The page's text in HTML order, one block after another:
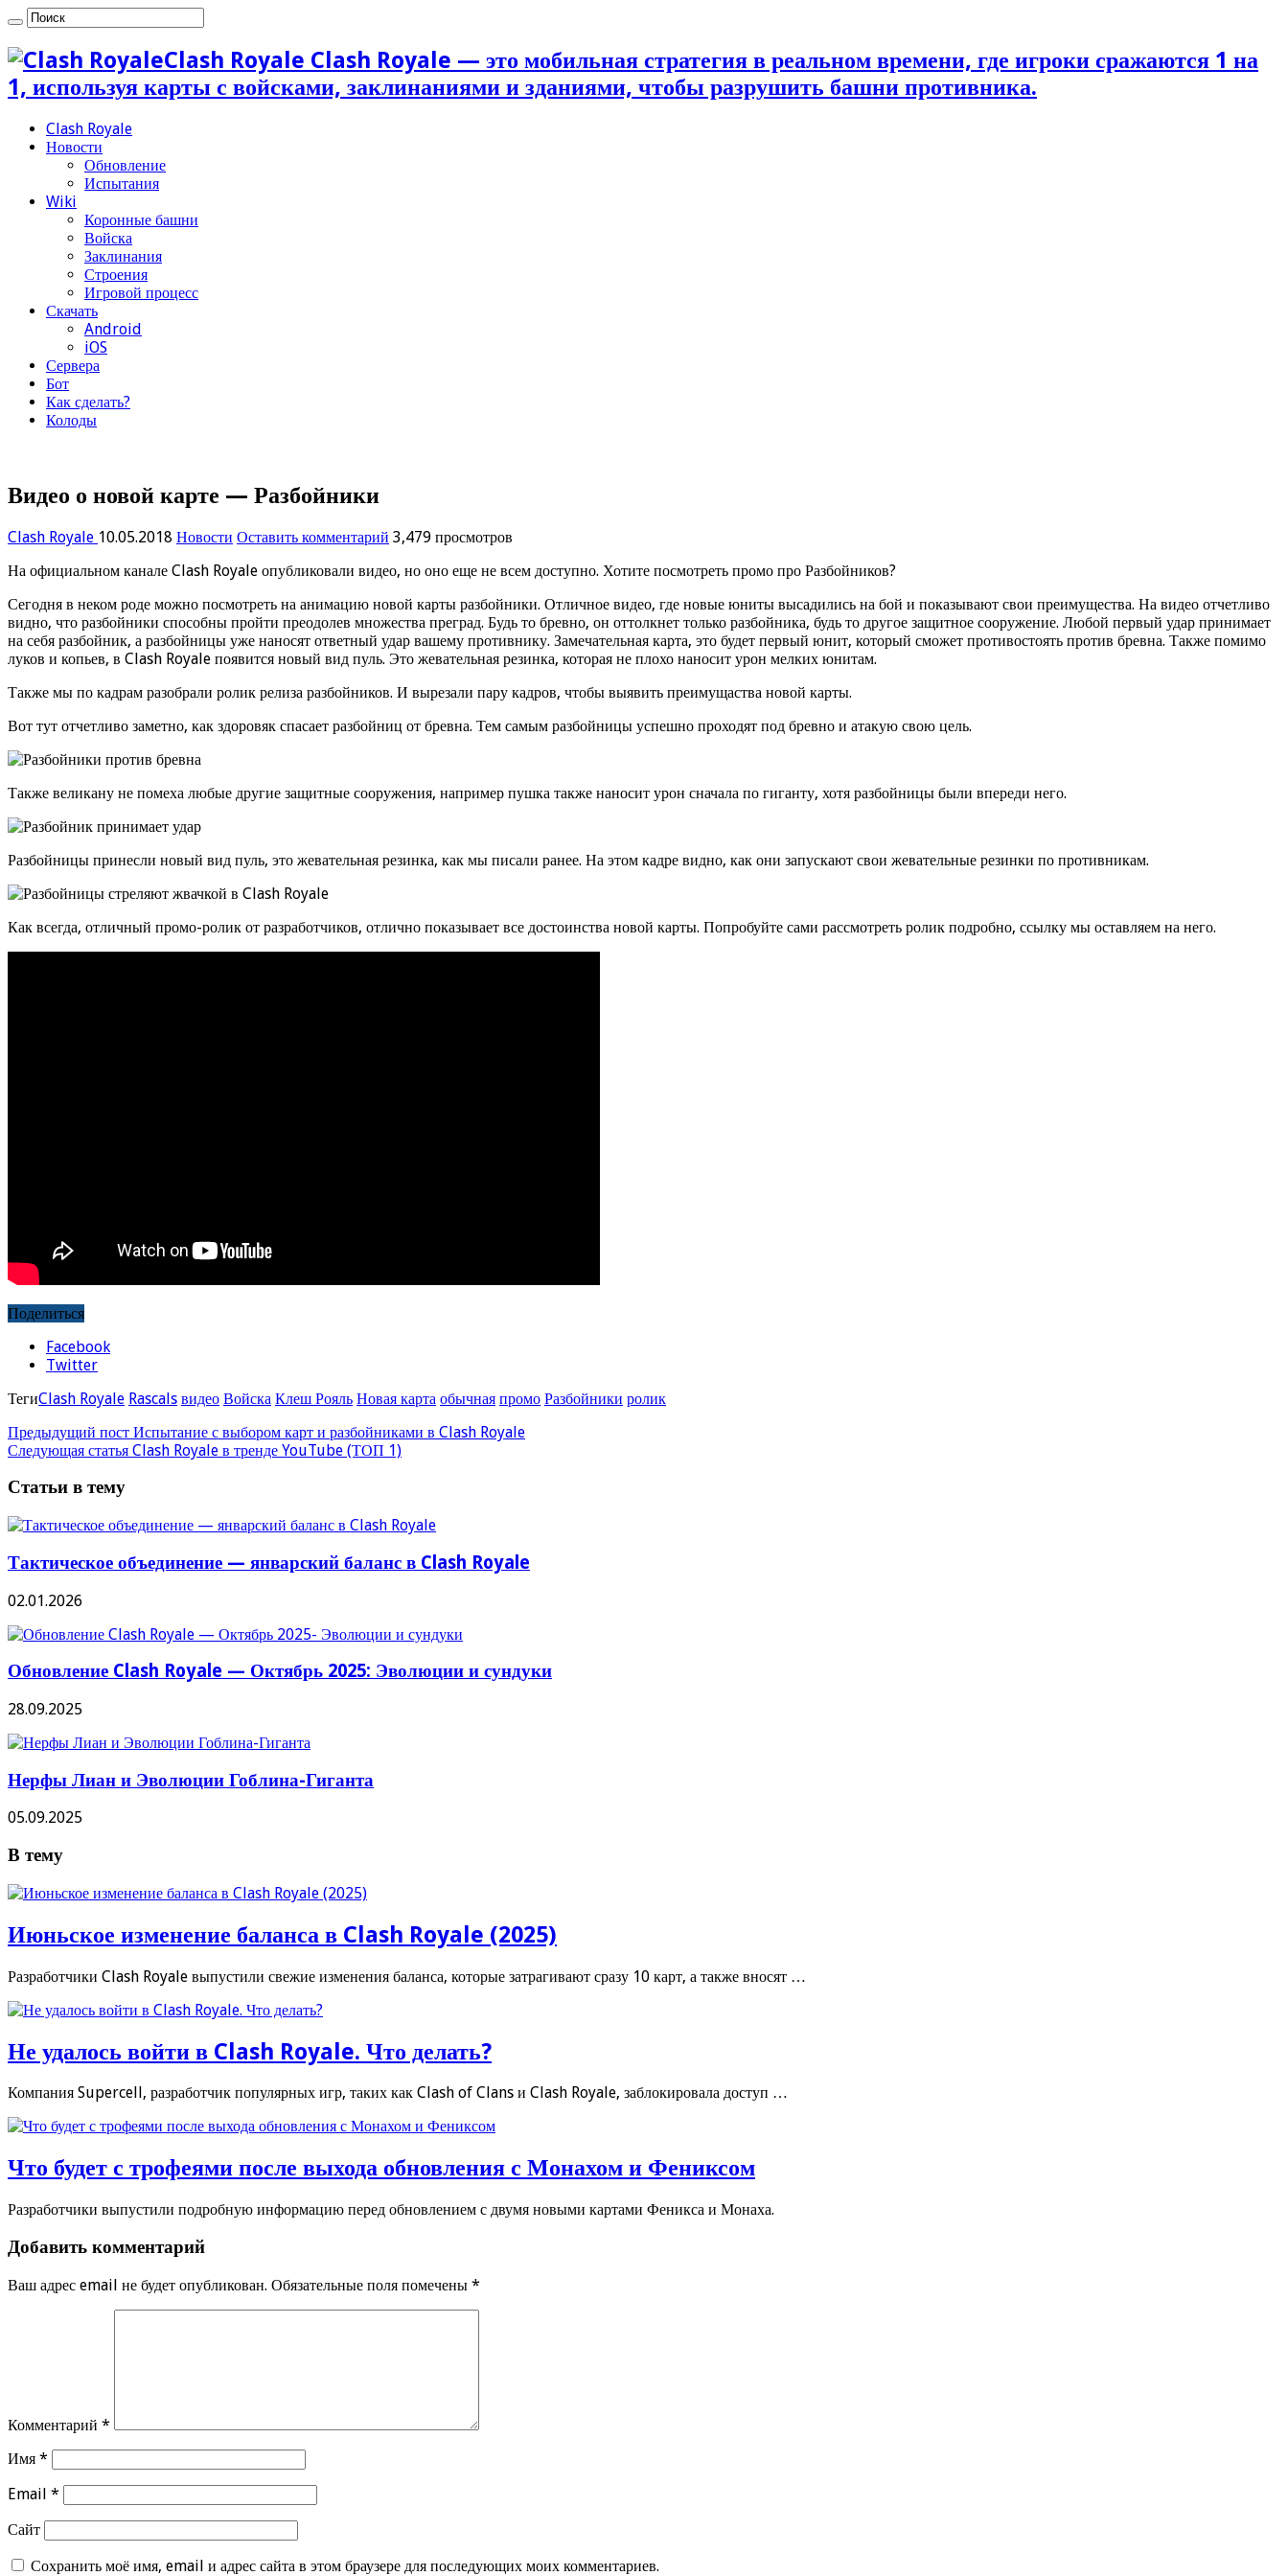
Clash Royale Clash Royale — это мобильная стратегия в реальном времени, где игроки сражаются 1 на
1, используя карты с войсками, заклинаниями и зданиями, чтобы разрушить башни противника.
Clash Royale
Новости
Обновление
Испытания
Wiki
Коронные башни
Войска
Заклинания
Строения
Игровой процесс
Скачать
Android
iOS
Сервера
Бот
Как сделать?
Колоды
Видео о новой карте — Разбойники
Clash Royale 10.05.2018 Новости Оставить комментарий 3,479 просмотров
На официальном канале Clash Royale опубликовали видео, но оно еще не всем доступно. Хотите посмотреть промо про Разбойников?
Сегодня в неком роде можно посмотреть на анимацию новой карты разбойники. Отличное видео, где новые юниты высадились на бой и показывают свои преимущества. На видео отчетливо
видно, что разбойники способны пройти преодолев множества преград. Будь то бревно, он оттолкнет только разбойника, будь то другое защитное сооружение. Любой первый удар принимает
на себя разбойник, а разбойницы уже наносят ответный удар вашему противнику. Замечательная карта, это будет первый юнит, который сможет противостоять против бревна. Также помимо
луков и копьев, в Clash Royale появится новый вид пуль. Это жевательная резинка, которая не плохо наносит урон мелких юнитам.
Также мы по кадрам разобрали ролик релиза разбойников. И вырезали пару кадров, чтобы выявить преимущаства новой карты.
Вот тут отчетливо заметно, как здоровяк спасает разбойниц от бревна. Тем самым разбойницы успешно проходят под бревно и атакую свою цель.
Также великану не помеха любые другие защитные сооружения, например пушка также наносит урон сначала по гиганту, хотя разбойницы были впереди него.
Разбойницы принесли новый вид пуль, это жевательная резинка, как мы писали ранее. На этом кадре видно, как они запускают свои жевательные резинки по противникам.
Как всегда, отличный промо-ролик от разработчиков, отлично показывает все достоинства новой карты. Попробуйте сами рассмотреть ролик подробно, ссылку мы оставляем на него.
Поделиться
Facebook
Twitter
ТегиClash Royale Rascals видео Войска Клеш Рояль Новая карта обычная промо Разбойники ролик
Предыдущий пост Испытание с выбором карт и разбойниками в Clash Royale
Следующая статья Clash Royale в тренде YouTube (ТОП 1)
Статьи в тему
Тактическое объединение — январский баланс в Clash Royale
02.01.2026
Обновление Clash Royale — Октябрь 2025: Эволюции и сундуки
28.09.2025
Нерфы Лиан и Эволюции Гоблина-Гиганта
05.09.2025
В тему
Июньское изменение баланса в Clash Royale (2025)
Разработчики Clash Royale выпустили свежие изменения баланса, которые затрагивают сразу 10 карт, а также вносят …
Не удалось войти в Clash Royale. Что делать?
Компания Supercell, разработчик популярных игр, таких как Clash of Clans и Clash Royale, заблокировала доступ …
Что будет с трофеями после выхода обновления с Монахом и Фениксом
Разработчики выпустили подробную информацию перед обновлением с двумя новыми картами Феникса и Монаха.
Добавить комментарий
Ваш адрес email не будет опубликован. Обязательные поля помечены *
Комментарий *
Имя *
Email *
Сайт
Сохранить моё имя, email и адрес сайта в этом браузере для последующих моих комментариев.